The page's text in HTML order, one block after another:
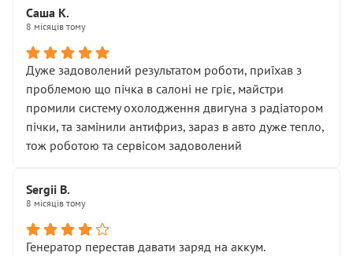
Саша К.
8 місяців тому
Дуже задоволений результатом роботи, приїхав з
проблемою що пічка в салоні не гріє, майстри
промили систему охолодження двигуна з радіатором
пічки, та замінили антифриз, зараз в авто дуже тепло,
тож роботою та сервісом задоволений
Sergii B.
8 місяців тому
Генератор перестав давати заряд на аккум.